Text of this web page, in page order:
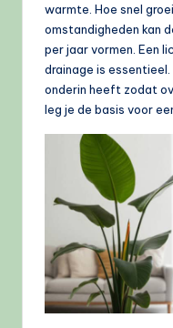
warmte. Hoe snel
omstandigheden kan
per jaar vormen. Een
drainage is
onderin heeft zodat
leg je de basis voor